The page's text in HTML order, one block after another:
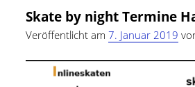
Papiervorlagen – Hilfreiche Vorlagen
Kostenlose Illustrationen und Grafiken
Notdienst-Rufnummern für Hildesheim
Kategorien
Skate by night Termine
Veröffentlicht am7. Januar 2019